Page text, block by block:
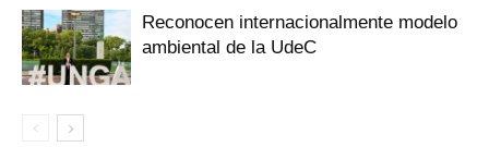
Reconocen internacionalmente modelo
ambiental de la UdeC